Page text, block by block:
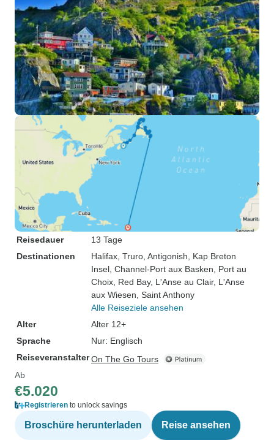
Reisedauer
13 Tage
Destinationen
Halifax , Truro , Antigonish , Kap Breton
Insel , Channel-Port aux Basken , Port au
Choix , Red Bay, L'Anse au Clair, L'Anse
aux Wiesen , Saint Anthony
Alle Reiseziele ansehen
Alter
Alter 12+
Sprache
Nur: Englisch
ReiseveranstalterOn The Go Tours
Ab
€5.020
Registrieren to unlock savings
Broschüre herunterladen Reise ansehen